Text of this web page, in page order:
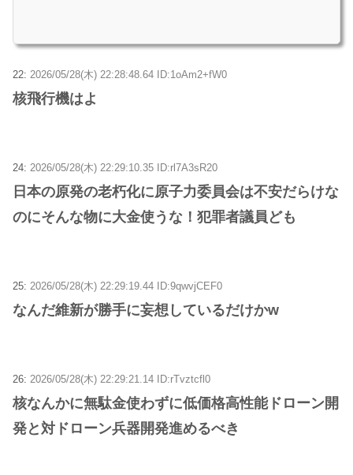
22: 2026/05/28(木) 22:28:48.64 ID:1oAm2+fW0
核飛行機はよ
24: 2026/05/28(木) 22:29:10.35 ID:rl7A3sR20
日本の原発の老朽化に原子力委員会は不安だらけな
のにそんな物に大金使うな！犯罪者議員ども
25: 2026/05/28(木) 22:29:19.44 ID:9qwvjCEF0
なんだ維新が勝手に妄想しているだけかw
26: 2026/05/28(木) 22:29:21.14 ID:rTvztcfl0
核なんかに無駄金使わずに低価格高性能ドローン開
発と対ドローン兵器開発進めるべき